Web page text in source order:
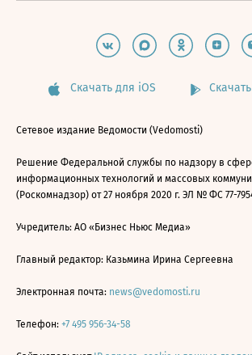
Скачать для iOS
Сетевое издание Ведомости (Vedomosti)
Решение Федеральной службы по надзору в
информационных технологий и массовых
(Роскомнадзор) от 27 ноября 2020 г. ЭЛ № ФС 77-
Учредитель: АО «Бизнес Ньюс Медиа»
Главный редактор: Казьмина Ирина Сергеевна
Электронная почта: news@vedomosti.ru
Телефон: +7 495 956-34-58